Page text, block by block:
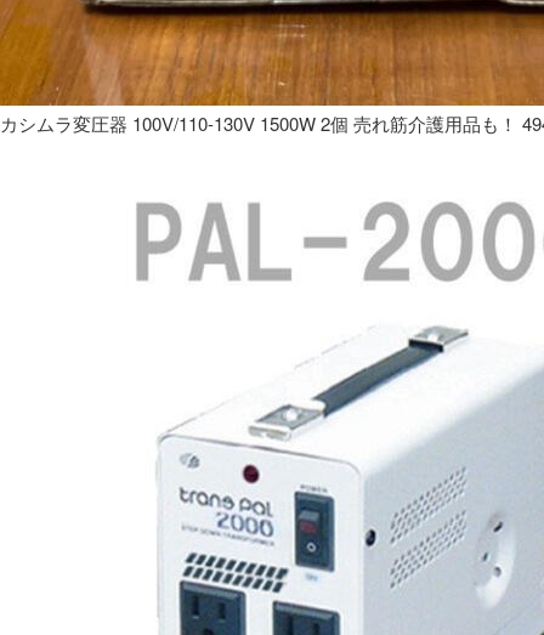
カシムラ変圧器 100V/110-130V 1500W 2個 売れ筋介護用品も！